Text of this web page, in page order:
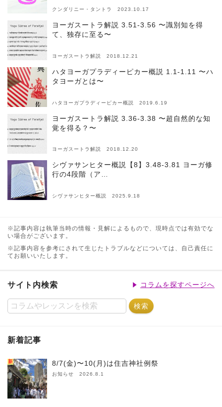
クンダリニー・タントラ 2023.10.17
ヨーガスートラ解説 3.51-3.56 〜識別知を得
て、独存に至る〜
ヨーガスートラ解説 2018.12.21
ハタヨーガプラディーピカー概説 1.1-1.11 〜ハ
タヨーガとは〜
ハタヨーガプラディーピカー概説 2019.6.19
ヨーガスートラ解説 3.36-3.38 〜超自然的な知
覚を得る？〜
ヨーガスートラ解説 2018.12.20
シヴァサンヒター概説【8】3.48-3.81 ヨーガ修
行の4段階（ア…
シヴァサンヒター概説 2025.9.18
※記事内容は執筆当時の情報・見解によるもので、現時点では有効でな
い場合がございます。
※記事内容を参考にされて生じたトラブルなどについては、自己責任に
てお願いいたします。
サイト内検索 コラムを探すページへ
新着記事
新 8/7(金)〜10(月)は住吉神社例祭
お知らせ 2026.8.1